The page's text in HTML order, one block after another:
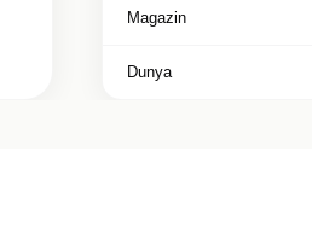
Magazin
Dunya